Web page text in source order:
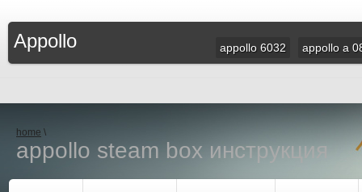
Appollo appollo 6032 appollo a
home \
appollo steam box инструкция